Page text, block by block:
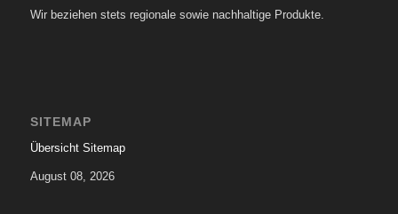
Wir beziehen stets regionale sowie nachhaltige Produkte.
SITEMAP
Übersicht Sitemap
August 08, 2026